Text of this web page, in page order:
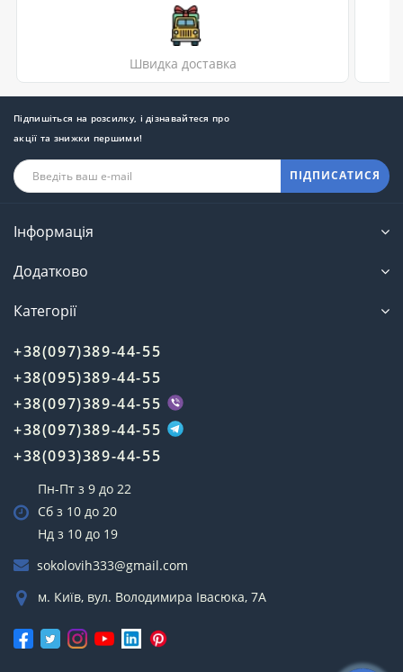
Швидка доставка
Підпишіться на розсилку, і дізнавайтеся про
акції та знижки першими!
ПІДПИСАТИСЯ
Інформація
Додатково
Категорії
+38(097)389-44-55
+38(095)389-44-55
+38(097)389-44-55
+38(097)389-44-55
+38(093)389-44-55
Пн-Пт з 9 до 22
Сб з 10 до 20
Нд з 10 до 19
sokolovih333@gmail.com
м. Київ, вул. Володимира Івасюка, 7А